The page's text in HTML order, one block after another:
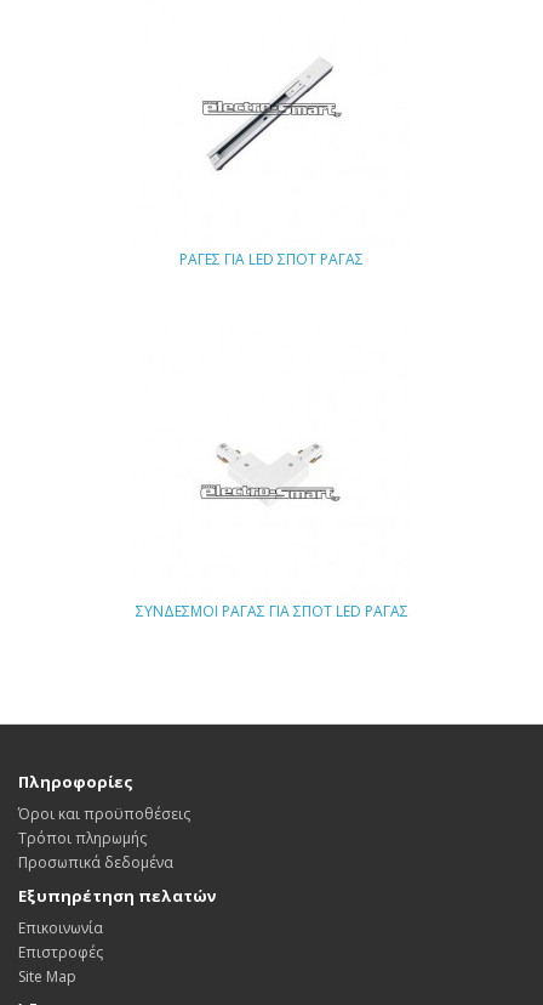
ΡΑΓΕΣ ΓΙΑ LED ΣΠΟΤ ΡΑΓΑΣ
ΣΥΝΔΕΣΜΟΙ ΡΑΓΑΣ ΓΙΑ ΣΠΟΤ LED ΡΑΓΑΣ
Πληροφορίες
Όροι και προϋποθέσεις
Τρόποι πληρωμής
Προσωπικά δεδομένα
Εξυπηρέτηση πελατών
Επικοινωνία
Επιστροφές
Site Map